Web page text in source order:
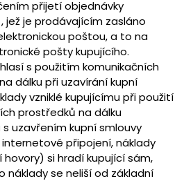
přijetí objednávky
jež je prodávajícím zasláno
poštou, a to na
pošty kupujícího.
s použitím komunikačních
dálku při uzavírání kupní
vzniklé kupujícímu při použití
prostředků na dálku
s uzavřením kupní smlouvy
připojení, náklady
si hradí kupující sám,
náklady se neliší od základní